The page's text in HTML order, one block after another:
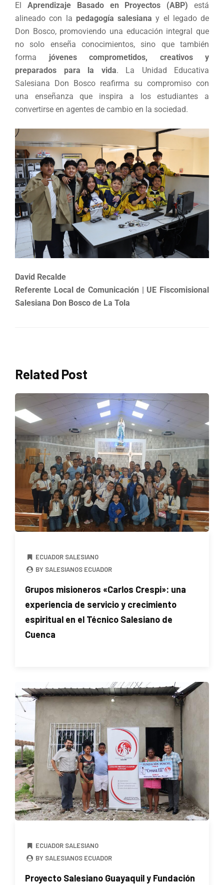
El Aprendizaje Basado en Proyectos (ABP) está
alineado con la pedagogía salesiana y el legado de
Don Bosco, promoviendo una educación integral que
no solo enseña conocimientos, sino que también
forma jóvenes comprometidos, creativos y
preparados para la vida. La Unidad Educativa
Salesiana Don Bosco reafirma su compromiso con
una enseñanza que inspira a los estudiantes a
convertirse en agentes de cambio en la sociedad.
David Recalde
Referente Local de Comunicación | UE Fiscomisional
Salesiana Don Bosco de La Tola
Related Post
ECUADOR SALESIANO
BY SALESIANOS ECUADOR
Grupos misioneros «Carlos Crespi»: una
experiencia de servicio y crecimiento
espiritual en el Técnico Salesiano de
Cuenca
ECUADOR SALESIANO
BY SALESIANOS ECUADOR
Proyecto Salesiano Guayaquil y Fundación